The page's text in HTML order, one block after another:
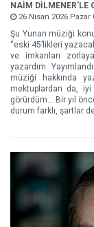
NAİM DİLMENER'LE
26 Nisan 2026 Pazar
Şu Yunan müziği
“eski 45’likleri
ve imkanları
yazardım.
müziği hakkında
mektuplardan da,
görürdüm... Bir yıl
durum farklı, şartlar